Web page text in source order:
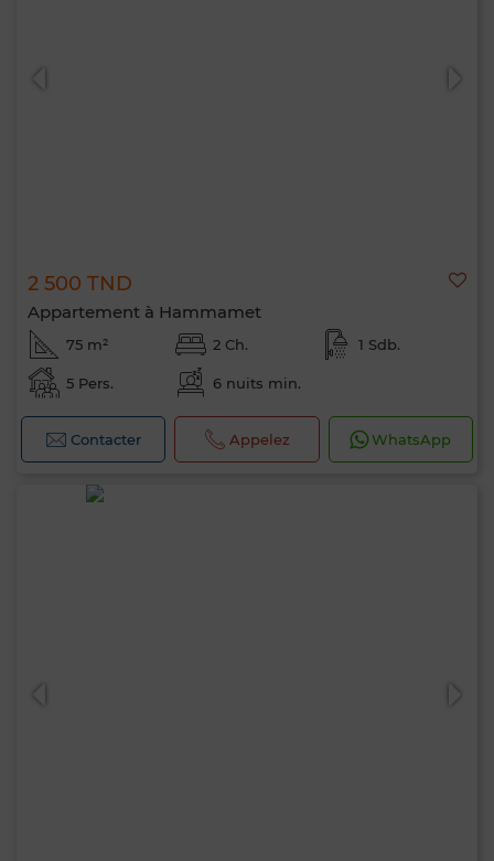
2 500 TND
Appartement à Hammamet
75 m² 2 Ch. 1 Sdb.
5 Pers. 6 nuits min.
Contacter Appelez WhatsApp